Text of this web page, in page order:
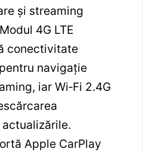
și streaming
4G LTE
conectivitate
navigație
iar Wi‑Fi 2.4G
Apple CarPlay